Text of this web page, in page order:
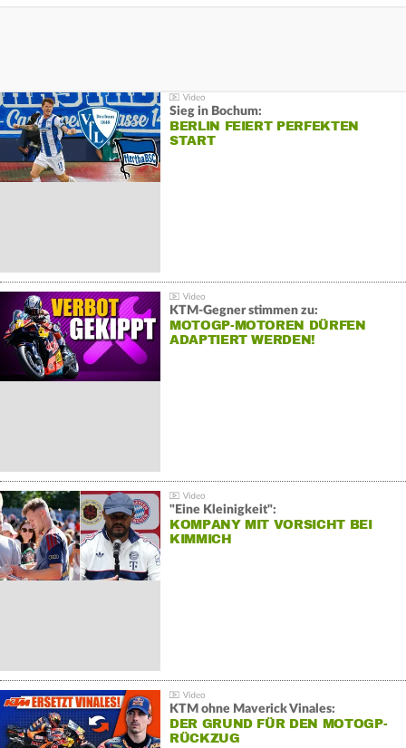
Sieg in Bochum:
BERLIN FEIERT PERFEKTEN
START
KTM-Gegner stimmen zu:
MOTOGP-MOTOREN DÜRFEN
ADAPTIERT WERDEN!
"Eine Kleinigkeit":
KOMPANY MIT VORSICHT BEI
KIMMICH
KTM ohne Maverick Vinales:
DER GRUND FÜR DEN MOTOGP-
RÜCKZUG